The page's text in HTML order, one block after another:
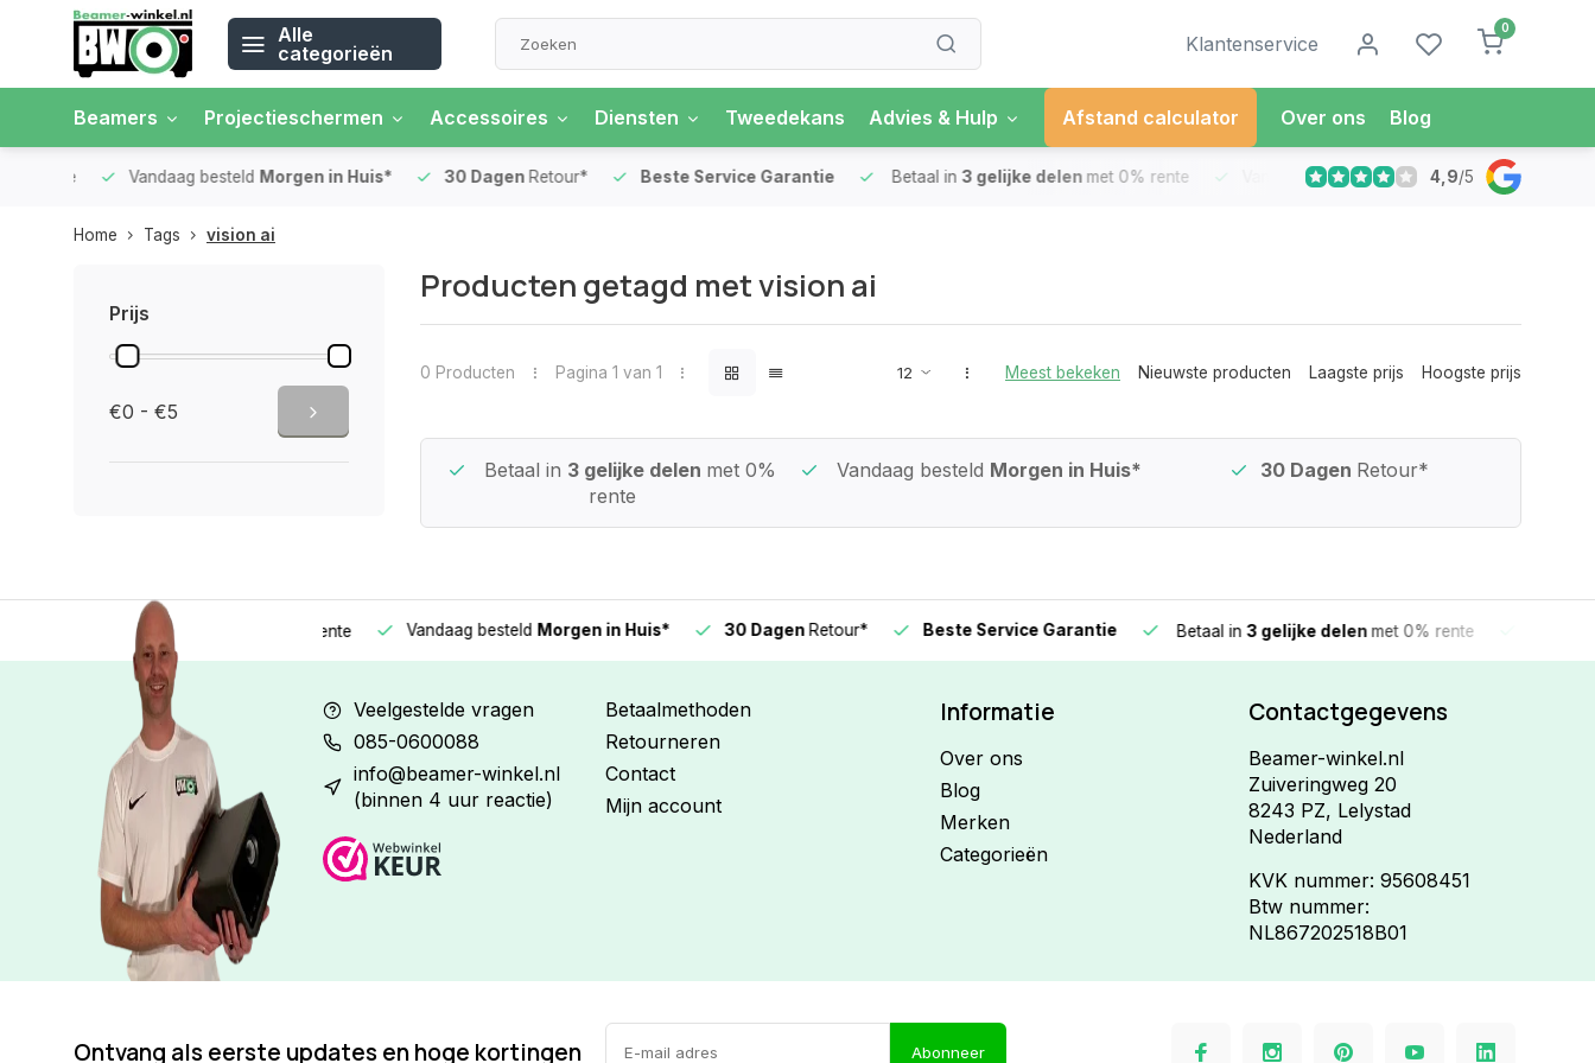
Alle
categorieën
Klantenservice
0
Beamers Projectieschermen Accessoires Diensten Tweedekans Advies & Hulp Afstand calculator Over ons Blog
Vandaag besteldMorgen in Huis* 30 DagenRetour* Beste Service Garantie Betaal in 3 gelijke delen met 0% rente Vandaag besteldMorgen in Huis*
4,9/5
Home Tags vision ai
Prijs
€0 - €5
Producten getagd met vision ai
0 Producten Pagina 1 van 1 Meest bekeken Nieuwste producten Laagste prijs Hoogste prijs
Beste Service Garantie Betaal in 3 gelijke delen met 0%
rente
Vandaag besteld Morgen in Huis* 30 Dagen Retour*
3 gelijke delen Vandaag besteldMorgen in Huis* 30 DagenRetour* Beste Service Garantie Betaal in3 gelijke delen met 0% rente
Veelgestelde vragen
085-0600088
info@beamer-winkel.nl
(binnen 4 uur reactie)
Betaalmethoden
Retourneren
Contact
Mijn account
Informatie
Over ons
Blog
Merken
Categorieën
Contactgegevens
Beamer-winkel.nl
Zuiveringweg 20
8243 PZ, Lelystad
Nederland
KVK nummer: 95608451
Btw nummer:
NL867202518B01
Ontvang als eerste updates en hoge kortingen Abonneer